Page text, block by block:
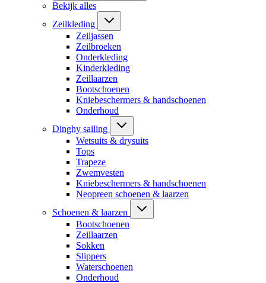
Bekijk alles
Zeilkleding
Zeiljassen
Zeilbroeken
Onderkleding
Kinderkleding
Zeillaarzen
Bootschoenen
Kniebeschermers & handschoenen
Onderhoud
Dinghy sailing
Wetsuits & drysuits
Tops
Trapeze
Zwemvesten
Kniebeschermers & handschoenen
Neopreen schoenen & laarzen
Schoenen & laarzen
Bootschoenen
Zeillaarzen
Sokken
Slippers
Waterschoenen
Onderhoud